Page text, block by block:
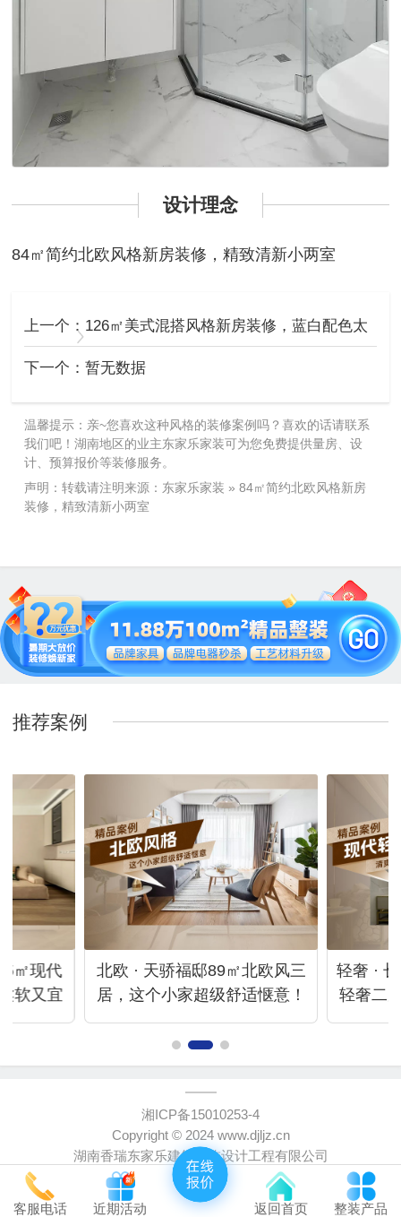
设计理念
84㎡简约北欧风格新房装修，精致清新小两室
上一个： 126㎡美式混搭风格新房装修，蓝白配色太
清爽了..
下一个：暂无数据
温馨提示：亲~您喜欢这种风格的装修案例吗？喜欢的话请联系
我们吧！湖南地区的业主东家乐家装可为您免费提供量房、设
计、预算报价等装修服务。
声明：转载请注明来源： 东家乐家装 »84㎡简约北欧风格新房
装修，精致清新小两室
推荐案例
㎡现代
软又宜
北欧 · 天骄福邸89㎡北欧风三
居，这个小家超级舒适惬意！
轻奢 ·
轻奢二
湘ICP备15010253-4
Copyright © 2024 www.djljz.cn
湖南香瑞东家乐建筑装饰设计工程有限公司
客服电话 近期活动 返回首页 整装产品